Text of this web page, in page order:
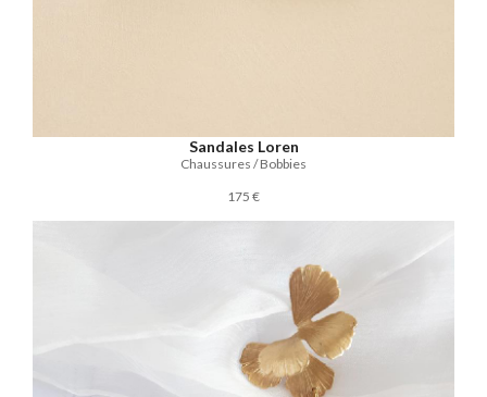
Sandales Loren
Chaussures / Bobbies
175 €